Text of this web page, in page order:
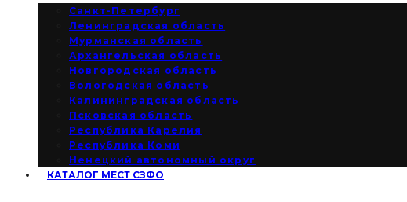
Санкт-Петербург
Ленинградская область
Мурманская область
Архангельская область
Новгородская область
Вологодская область
Калининградская область
Псковская область
Республика Карелия
Республика Коми
Ненецкий автономный округ
КАТАЛОГ МЕСТ СЗФО